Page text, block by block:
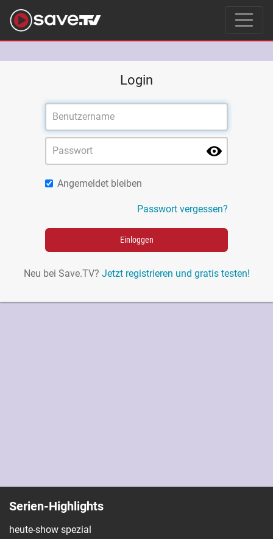
Login
Angemeldet bleiben
Passwort vergessen?
Einloggen
Neu bei Save.TV? Jetzt registrieren und gratis testen!
Serien-Highlights
heute-show spezial